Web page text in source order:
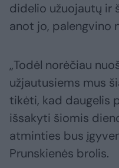
didelio užuojautų ir
anot jo, palengvino
„Todėl norėčiau
užjautusiems mus
tikėti, kad daugelis
išsakyti šiomis
atminties bus
Prunskienės brolis.